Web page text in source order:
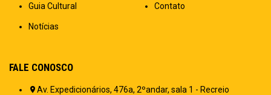
Guia Cultural
Notícias
Contato
FALE CONOSCO
Av. Expedicionários, 476a, 2ºandar, sala 1 - Recreio